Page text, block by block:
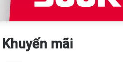
mãi